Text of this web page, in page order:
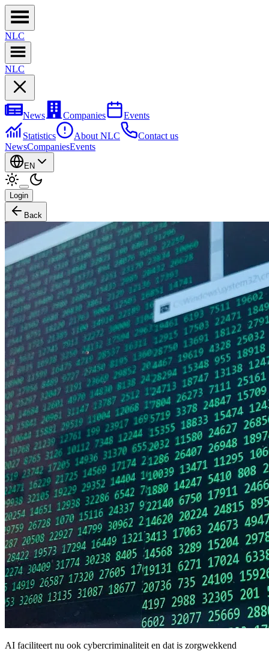
NLC
NLC
News Companies
Events
Statistics
About NLC
Contact us
NewsCompaniesEvents
EN
Login
Back
AI faciliteert nu ook cybercriminaliteit en dat is zorgwekkend